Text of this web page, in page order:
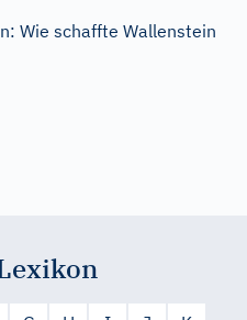
Wie schaffte Wallenstein